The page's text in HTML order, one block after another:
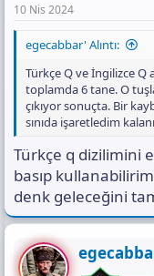
10 Nis 2024
egecabbar' Alıntı:
Türkçe Q ve İngilizce Q
toplamda 6 tane. O
çıkıyor sonuçta. Bir
sınıda işaretledim
Türkçe q dizilimini
basıp
denk geleceğini